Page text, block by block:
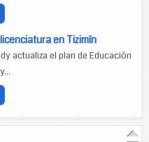
en Tizimín
actualiza el plan de Educación